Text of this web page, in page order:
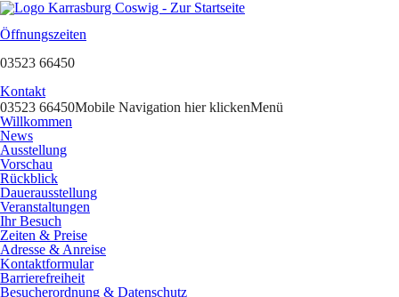
Öffnungszeiten
03523 66450
Kontakt
03523 66450Mobile Navigation hier klickenMenü
Willkommen
News
Ausstellung
Vorschau
Rückblick
Dauerausstellung
Veranstaltungen
Ihr Besuch
Zeiten & Preise
Adresse & Anreise
Kontaktformular
Barrierefreiheit
Besucherordnung & Datenschutz